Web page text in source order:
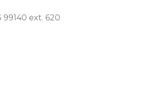
99140 ext. 620